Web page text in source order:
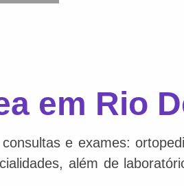
em Rio
e exames:
além de